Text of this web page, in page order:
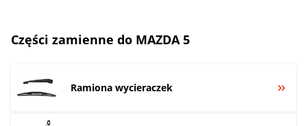
Części zamienne do MAZDA 5
Ramiona wycieraczek